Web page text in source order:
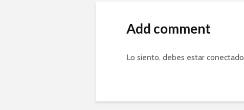
Add comment
Lo siento, debes estar conectado